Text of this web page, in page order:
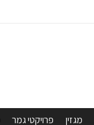
מגזין פרויקטי גמר